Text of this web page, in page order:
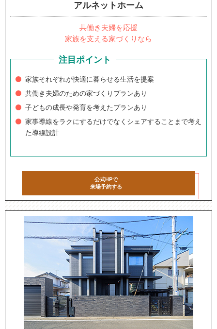
アルネットホーム
共働き夫婦を応援
家族を支える家づくりなら
注目ポイント
家族それぞれが快適に暮らせる生活を提案
共働き夫婦のための家づくりプランあり
子どもの成長や発育を考えたプランあり
家事導線をラクにするだけでなくシェアすることまで考え
た導線設計
公式HPで
来場予約する